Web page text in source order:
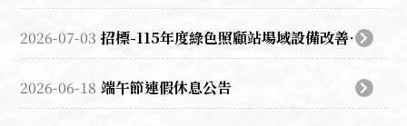
2026-07-03 招標-115年度綠色照顧站場域設備改善計畫-家政教室裝修第三期
2026-06-18 端午節連假休息公告